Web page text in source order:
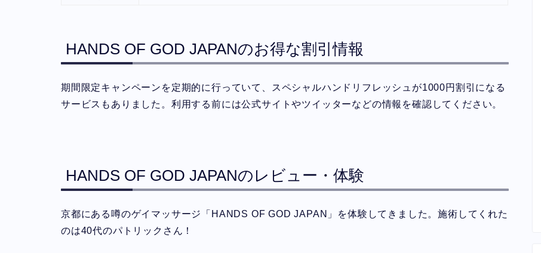
HANDS OF GOD JAPANのお得な割引情報
期間限定キャンペーンを定期的に行っていて、スペシャルハンドリフレッシュが1000円割引になる
サービスもありました。利用する前には公式サイトやツイッターなどの情報を確認してください。
HANDS OF GOD JAPANのレビュー・体験
京都にある噂のゲイマッサージ「HANDS OF GOD JAPAN」を体験してきました。施術してくれた
のは40代のパトリックさん！